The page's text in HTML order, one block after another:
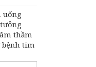
uống
thầm
bệnh tim